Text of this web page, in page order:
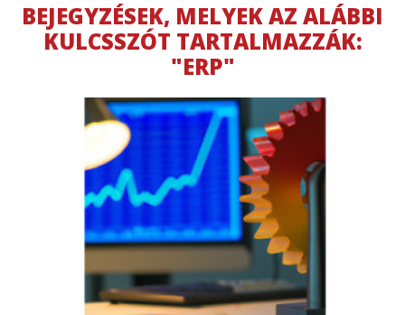
BEJEGYZÉSEK, MELYEK AZ ALÁBBI
KULCSSZÓT TARTALMAZZÁK:
"ERP"